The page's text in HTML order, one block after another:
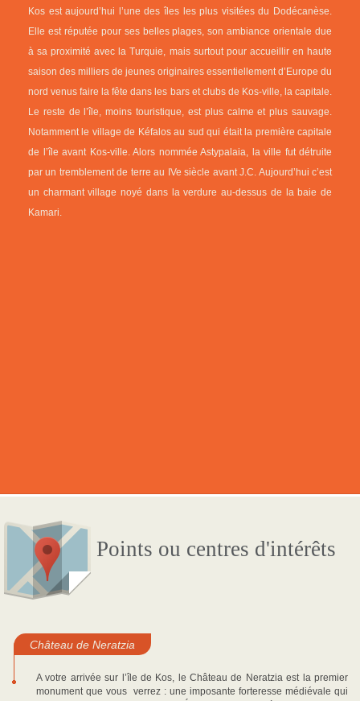
Kos est aujourd’hui l’une des îles les plus visitées du Dodécanèse.
Elle est réputée pour ses belles plages, son ambiance orientale due
à sa proximité avec la Turquie, mais surtout pour accueillir en haute
saison des milliers de jeunes originaires essentiellement d’Europe du
nord venus faire la fête dans les bars et clubs de Kos-ville, la capitale.
Le reste de l’île, moins touristique, est plus calme et plus sauvage.
Notamment le village de Kéfalos au sud qui était la première capitale
de l’île avant Kos-ville. Alors nommée Astypalaia, la ville fut détruite
par un tremblement de terre au IVe siècle avant J.C. Aujourd’hui c’est
un charmant village noyé dans la verdure au-dessus de la baie de
Kamari.
Points ou centres d'intérêts
Château de Neratzia
A votre arrivée sur l’île de Kos, le Château de Neratzia est la premier
monument que vous verrez : une imposante forteresse médiévale qui